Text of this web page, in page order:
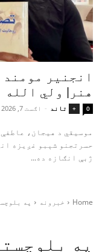
انجنیر
هنر| ولي الله
+ تاند - اګست 7, 2026 0
موسیقي د هیجان،
حسرتجنو شېبو غږیزه
ژبې انګازه ده...